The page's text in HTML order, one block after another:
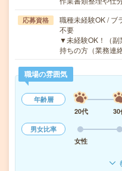
応募資格
職種未経験OK / ブ
不要
▼未経験OK！（
持ちの方（業務連
職場の雰囲気
年齢層
20代
30
男女比率
女性